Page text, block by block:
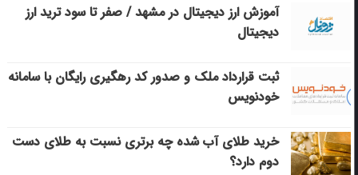
آموزش ارز دیجیتال در مشهد / صفر تا سود ترید ارز
دیجیتال
ثبت قرارداد ملک و صدور کد رهگیری رایگان با سامانه
خودنویس
خرید طلای آب شده چه برتری نسبت به طلای دست
دوم دارد؟